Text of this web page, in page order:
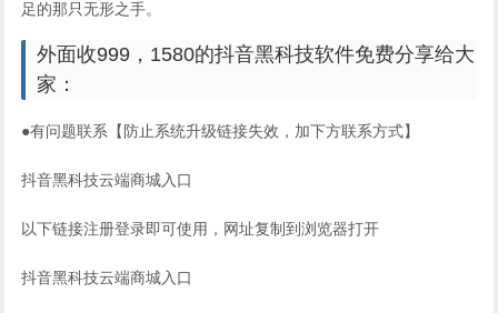
足的那只无形之手。
外面收999，1580的抖音黑科技软件免费分享给大
家：
●有问题联系【防止系统升级链接失效，加下方联系方式】
抖音黑科技云端商城入口
以下链接注册登录即可使用，网址复制到浏览器打开
抖音黑科技云端商城入口